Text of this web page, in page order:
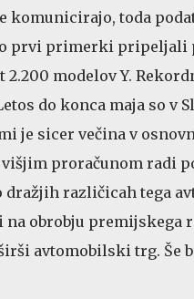
komunicirajo, toda
prvi primerki pripeljali
modelov Y.
do konca maja so v
je sicer večina v
proračunom radi
različicah tega
obrobju premijskega
avtomobilski trg. Še